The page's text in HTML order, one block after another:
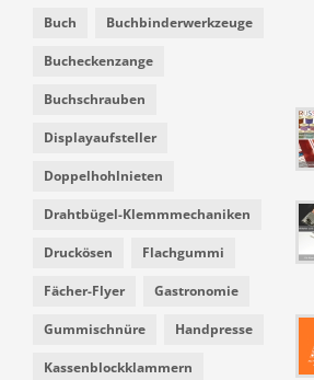
Buch Buchbinderwerkzeuge
Bucheckenzange
Buchschrauben
Displayaufsteller
Doppelhohlnieten
Drahtbügel-Klemmmechaniken
Druckösen Flachgummi
Fächer-Flyer Gastronomie
Gummischnüre Handpresse
Kassenblockklammern